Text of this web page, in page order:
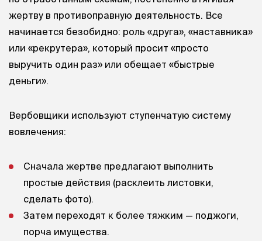
жертву в противоправную деятельность. Все
начинается безобидно: роль «друга», «наставника»
или «рекрутера», который просит «просто
выручить один раз» или обещает «быстрые
деньги».
Вербовщики используют ступенчатую систему
вовлечения:
Сначала жертве предлагают выполнить
простые действия (расклеить листовки,
сделать фото).
Затем переходят к более тяжким — поджоги,
порча имущества.